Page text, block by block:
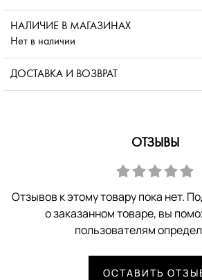
НАЛИЧИЕ В МАГАЗИНАХ
Нет в наличии
ДОСТАВКА И ВОЗВРАТ
ОТЗЫВЫ
Отзывов к этому товару пока нет.
о заказанном товаре, вы
пользователям
ОСТАВИТЬ